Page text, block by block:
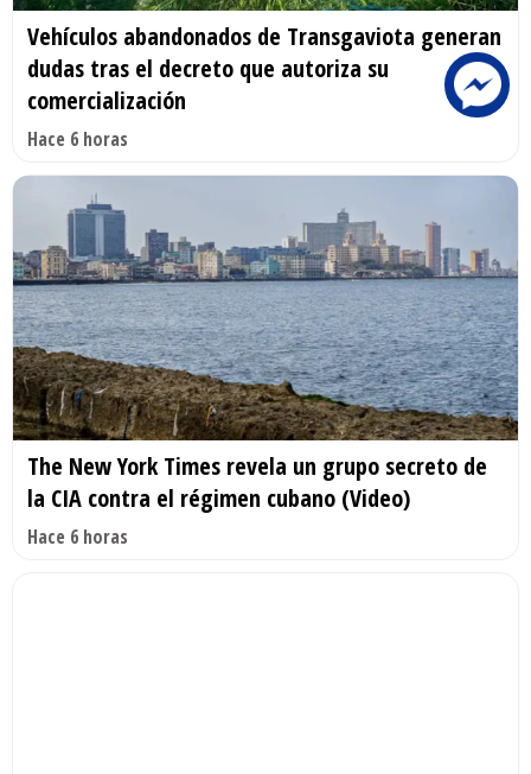
Vehículos abandonados de Transgaviota generan
dudas tras el decreto que autoriza su
comercialización
Hace 6 horas
The New York Times revela un grupo secreto de
la CIA contra el régimen cubano (Video)
Hace 6 horas